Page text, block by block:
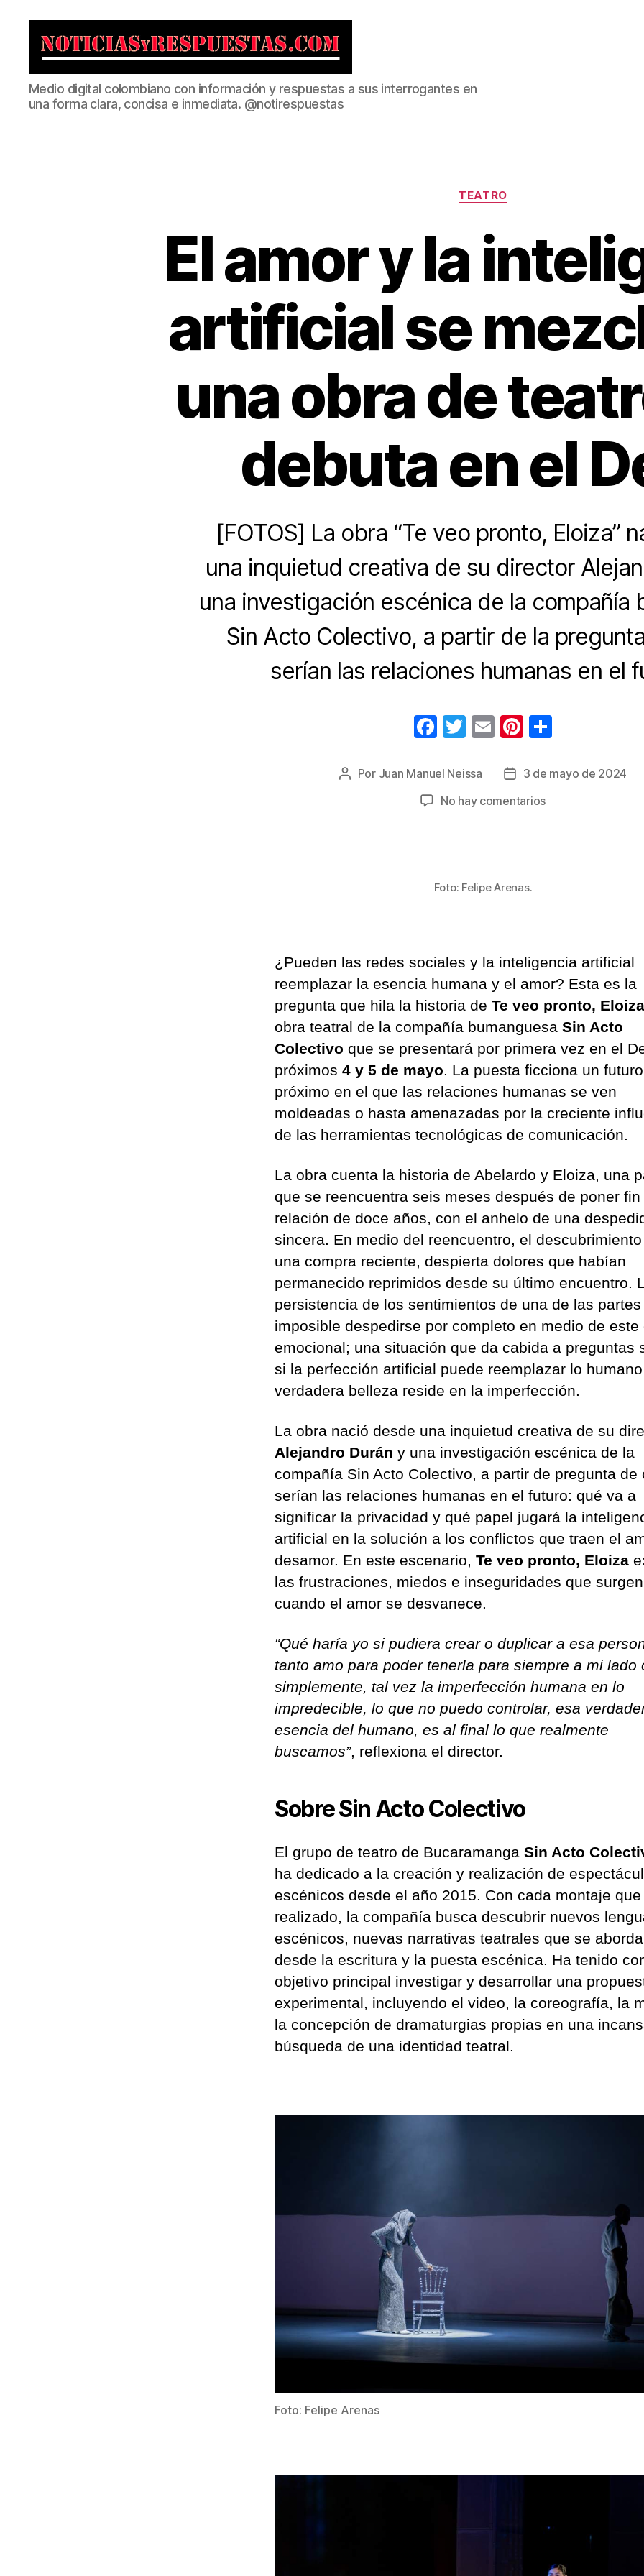
Noticias
y
Respuestas
Medio digital colombiano con información y respuestas a sus interrogantes en
una forma clara, concisa e inmediata. @notirespuestas
Categorías
TEATRO
El amor y la
artificial se
una obra de
debuta en el
[FOTOS] La obra “Te veo pronto, Eloiza”
una inquietud creativa de su director
una investigación escénica de la compañía
Sin Acto Colectivo, a partir de la
serían las relaciones humanas en el
F
c
e
k
T
tt
er
E
ail
Pi
er
e
m
Autor
Por Juan Manuel Neissa
Fecha
la
3 de mayo de 2024
No hay comentariosen
una
obra
de
teatro
debuta
en
el
Delia
Foto: Felipe Arenas.
¿Pueden las redes sociales y la inteligencia artificial
reemplazar la esencia humana y el amor? Esta es la
pregunta que hila la historia de Te veo pronto, Eloiza
obra teatral de la compañía bumanguesa Sin Acto
Colectivo que se presentará por primera vez en el
próximos 4 y 5 de mayo . La puesta ficciona un futuro
próximo en el que las relaciones humanas se ven
moldeadas o hasta amenazadas por la creciente
de las herramientas tecnológicas de comunicación.
La obra cuenta la historia de Abelardo y Eloiza, una
que se reencuentra seis meses después de poner fin
relación de doce años, con el anhelo de una
sincera. En medio del reencuentro, el
una compra reciente, despierta dolores que habían
permanecido reprimidos desde su último encuentro.
persistencia de los sentimientos de una de las
imposible despedirse por completo en medio de este
emocional; una situación que da cabida a preguntas
si la perfección artificial puede reemplazar lo
verdadera belleza reside en la imperfección.
La obra nació desde una inquietud creativa de su
Alejandro Durán y una investigación escénica de la
compañía Sin Acto Colectivo, a partir de pregunta de
serían las relaciones humanas en el futuro: qué va a
significar la privacidad y qué papel jugará la
artificial en la solución a los conflictos que traen el
desamor. En este escenario, Te veo pronto, Eloiza
las frustraciones, miedos e inseguridades que surgen
cuando el amor se desvanece.
“Qué haría yo si pudiera crear o duplicar a esa
tanto amo para poder tenerla para siempre a mi lado
simplemente, tal vez la imperfección humana en lo
impredecible, lo que no puedo controlar, esa
esencia del humano, es al final lo que realmente
buscamos”, reflexiona el director.
Sobre Sin Acto Colectivo
El grupo de teatro de Bucaramanga Sin Acto
ha dedicado a la creación y realización de
escénicos desde el año 2015. Con cada montaje
realizado, la compañía busca descubrir nuevos
escénicos, nuevas narrativas teatrales que se
desde la escritura y la puesta escénica. Ha tenido
objetivo principal investigar y desarrollar una
experimental, incluyendo el video, la coreografía, la
la concepción de dramaturgias propias en una
búsqueda de una identidad teatral.
Foto: Felipe Arenas